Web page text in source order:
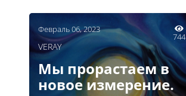
Февраль 06, 2023
744
VERAY
Мы прорастаем в
новое измерение.